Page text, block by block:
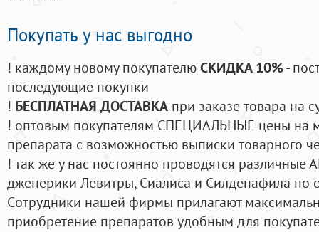
Покупать у нас выгодно
! каждому новому покупателюСКИДКА 10%-
последующие покупки
! БЕСПЛАТНАЯ ДОСТАВКА при заказе товара на
! оптовым покупателям СПЕЦИАЛЬНЫЕ цены на
препарата с возможностью выписки товарного
! так же у нас постоянно проводятся
дженерики Левитры, Сиалиса и Силденафила по
Cотрудники нашей фирмы прилагают
приобретение препаратов удобным для